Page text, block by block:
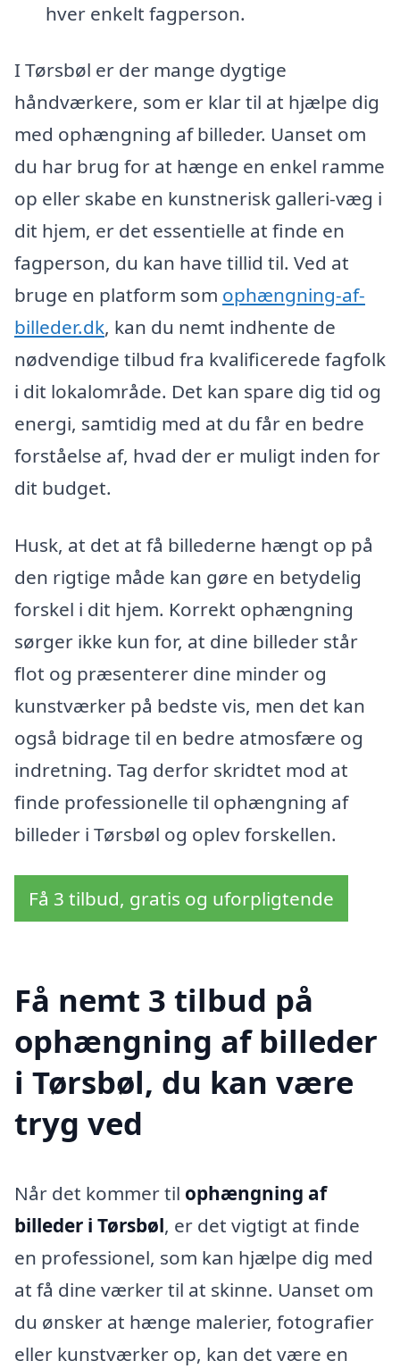
hver enkelt fagperson.
I Tørsbøl er der mange dygtige
håndværkere, som er klar til at hjælpe dig
med ophængning af billeder. Uanset om
du har brug for at hænge en enkel ramme
op eller skabe en kunstnerisk galleri-væg i
dit hjem, er det essentielle at finde en
fagperson, du kan have tillid til. Ved at
bruge en platform som ophængning-af-
billeder.dk, kan du nemt indhente de
nødvendige tilbud fra kvalificerede fagfolk
i dit lokalområde. Det kan spare dig tid og
energi, samtidig med at du får en bedre
forståelse af, hvad der er muligt inden for
dit budget.
Husk, at det at få billederne hængt op på
den rigtige måde kan gøre en betydelig
forskel i dit hjem. Korrekt ophængning
sørger ikke kun for, at dine billeder står
flot og præsenterer dine minder og
kunstværker på bedste vis, men det kan
også bidrage til en bedre atmosfære og
indretning. Tag derfor skridtet mod at
finde professionelle til ophængning af
billeder i Tørsbøl og oplev forskellen.
Få 3 tilbud, gratis og uforpligtende
Få nemt 3 tilbud på
ophængning af billeder
i Tørsbøl, du kan være
tryg ved
Når det kommer til ophængning af
billeder i Tørsbøl, er det vigtigt at finde
en professionel, som kan hjælpe dig med
at få dine værker til at skinne. Uanset om
du ønsker at hænge malerier, fotografier
eller kunstværker op, kan det være en